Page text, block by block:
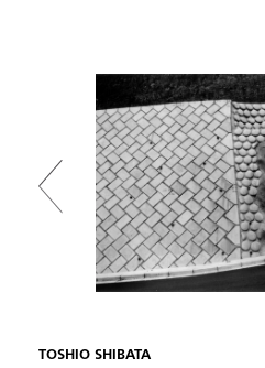
TOSHIO SHIBATA